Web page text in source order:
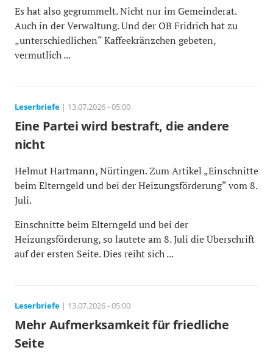
Es hat also gegrummelt. Nicht nur im Gemeinderat.
Auch in der Verwaltung. Und der OB Fridrich hat zu
„unterschiedlichen“ Kaffeekränzchen gebeten,
vermutlich ...
Leserbriefe | 13.07.2026 - 05:00
Eine Partei wird bestraft, die andere
nicht
Helmut Hartmann, Nürtingen. Zum Artikel „Einschnitte
beim Elterngeld und bei der Heizungsförderung“ vom 8.
Juli.
Einschnitte beim Elterngeld und bei der
Heizungsförderung, so lautete am 8. Juli die Überschrift
auf der ersten Seite. Dies reiht sich ...
Leserbriefe | 13.07.2026 - 05:00
Mehr Aufmerksamkeit für friedliche
Seite